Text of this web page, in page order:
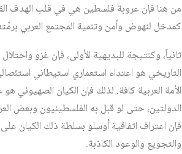
من هنا فإن عروبة فلسطين هي في قلب الهدف
كمدخل لنهوض وأمن وتنمية المجتمع العربي
ثانياً، وكنتيجة للبديهية الأولى، فإن غزو
التاريخي هو اعتداء استعماري استيطاني
الأمة العربية كافة. لذلك فإن الكيان
الدولتين، حتى لو قبل به الفلسطينيون وبعض
والتجويع والوعود الكاذبة.